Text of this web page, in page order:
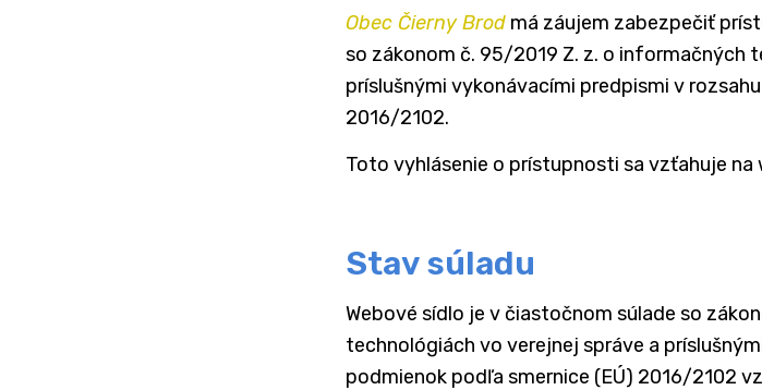
Obec Čierny Brod má záujem zabezpečiť
so zákonom č. 95/2019 Z. z. o informačných
príslušnými vykonávacími predpismi v
2016/2102.
Toto vyhlásenie o prístupnosti sa vzťahuje
Stav súladu
Webové sídlo je v čiastočnom súlade so
technológiách vo verejnej správe a
podmienok podľa smernice (EÚ) 2016/2102